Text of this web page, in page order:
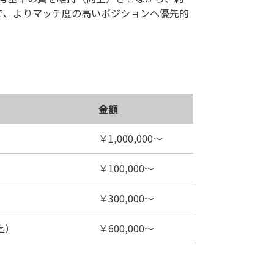
よりマッチ度の高いポジションへ優先的
金額
￥1,000,000～
￥100,000～
￥300,000～
￥600,000～